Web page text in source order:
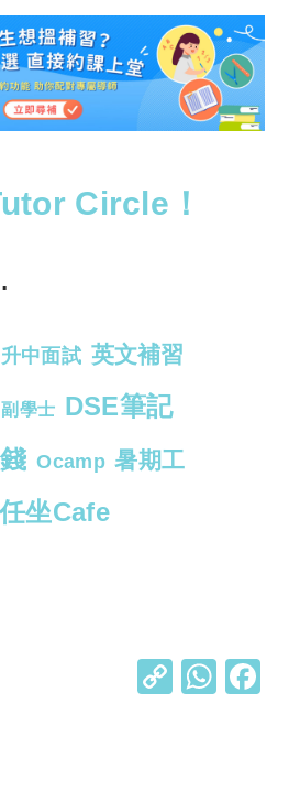
Circle！
升中面試 英文補習
副學士 DSE筆記
Ocamp 暑期工
任坐Cafe
C W